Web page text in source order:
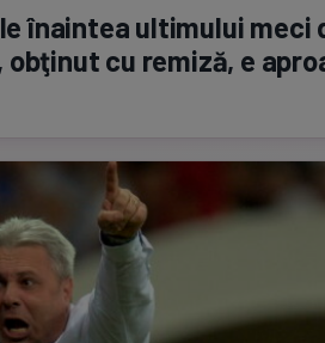
înaintea ultimului meci
cu remiză, e